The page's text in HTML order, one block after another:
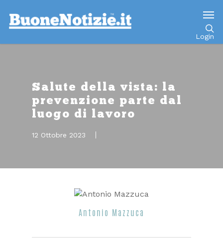
Login
Salute della vista: la
prevenzione parte dal
luogo di lavoro
12 Ottobre 2023
Antonio Mazzuca
Go to mobile version